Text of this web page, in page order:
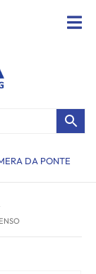
DA PONTE